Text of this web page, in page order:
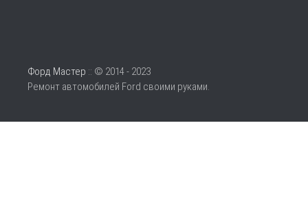
Форд Мастер :: © 2014 - 2023
Ремонт автомобилей Ford своими руками.